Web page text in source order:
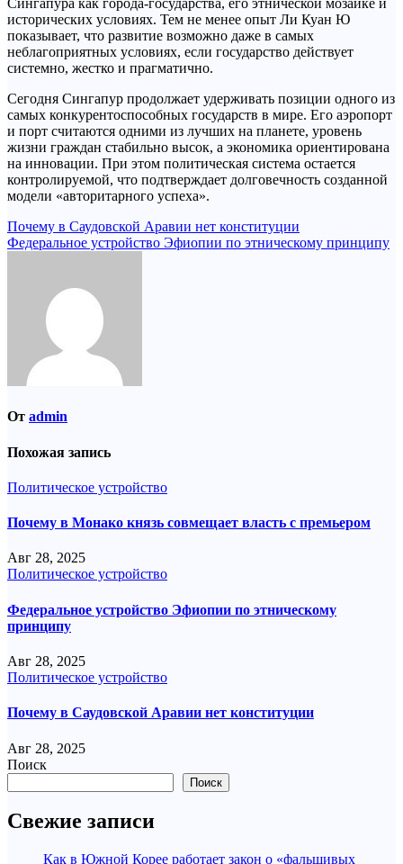
Сингапура как города-государства, его этнической мозаике и
исторических условиях. Тем не менее опыт Ли Куан Ю
показывает, что развитие возможно даже в самых
неблагоприятных условиях, если государство действует
системно, жестко и прагматично.
Сегодня Сингапур продолжает удерживать позиции одного из
самых конкурентоспособных государств в мире. Его аэропорт
и порт считаются одними из лучших на планете, уровень
жизни граждан стабильно высок, а экономика ориентирована
на инновации. При этом политическая система остается
контролируемой, что подтверждает долговечность созданной
модели «авторитарного успеха».
Навигация
по
Почему в Саудовской Аравии нет конституции
Федеральное устройство Эфиопии по этническому принципу
От admin
Похожая запись
Политическое устройство
Почему в Монако князь совмещает власть с премьером
Авг 28, 2025
Политическое устройство
Федеральное устройство Эфиопии по этническому
принципу
Авг 28, 2025
Политическое устройство
Почему в Саудовской Аравии нет конституции
Авг 28, 2025
Поиск
Поиск
Свежие записи
Как в Южной Корее работает закон о «фальшивых